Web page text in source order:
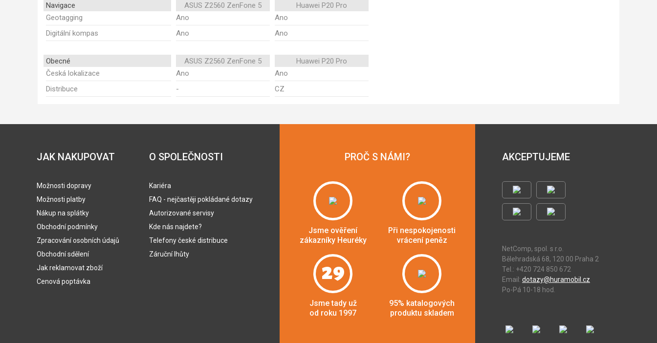
Navigace ASUS Z2560 ZenFone 5
Huawei P20 Pro
Geotagging
Ano
Ano
Digitální kompas
Ano Ano
Obecné ASUS Z2560 ZenFone 5
Huawei P20 Pro
Česká lokalizace
Ano
Ano
Distribuce
- CZ
JAK NAKUPOVAT
Možnosti dopravy
Možnosti platby
Nákup na splátky
Obchodní podmínky
Zpracování osobních údajů
Obchodní sdělení
Jak reklamovat zboží
Cenová poptávka
O SPOLEČNOSTI
Kariéra
FAQ - nejčastěji pokládané dotazy
Autorizované servisy
Kde nás najdete?
Telefony české distribuce
Záruční lhůty
PROČ S NÁMI?
Jsme ověření
zákazníky Heuréky
Při nespokojenosti
vrácení peněz
29
Jsme tady už
od roku 1997
95% katalogových
produktu skladem
AKCEPTUJEME
NetComp, spol. s r.o.
Bělehradská 68, 120 00 Praha 2
Tel.: +420 724 850 672
Email: dotazy@huramobil.cz
Po-Pá 10-18 hod.